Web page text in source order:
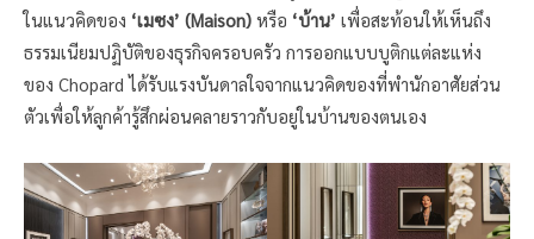
ในแนวคิดของ ‘เมซง’ (Maison) หรือ ‘บ้าน’ เพื่อสะท้อนให้เห็นถึง
ธรรมเนียมปฏิบัติของธุรกิจครอบครัว การออกแบบบูติกแต่ละแห่ง
ของ Chopard ได้รับแรงบันดาลใจจากแนวคิดของที่พำนักอาศัยส่วน
ตัวเพื่อให้ลูกค้ารู้สึกผ่อนคลายราวกับอยู่ในบ้านของตนเอง